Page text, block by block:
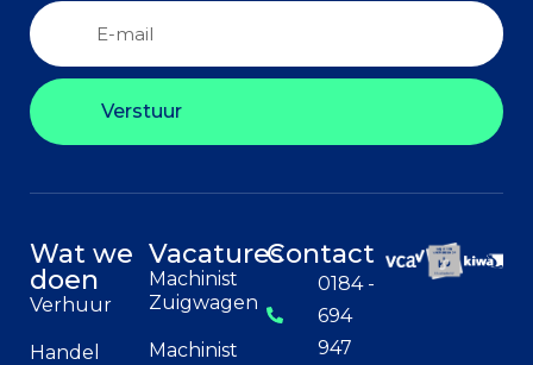
Verstuur
Wat we
doen
Verhuur
Handel
Vacatures
Machinist
Zuigwagen
Machinist
Contact
0184 -
694
947